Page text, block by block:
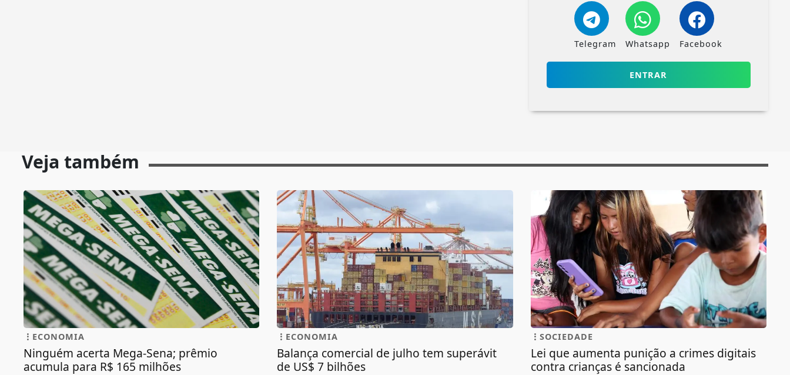
Telegram Whatsapp Facebook
ENTRAR
Veja também
ECONOMIA
Ninguém acerta Mega-Sena; prêmio
acumula para R$ 165 milhões
ECONOMIA
Balança comercial de julho tem superávit
de US$ 7 bilhões
SOCIEDADE
Lei que aumenta punição a crimes digitais
contra crianças é sancionada